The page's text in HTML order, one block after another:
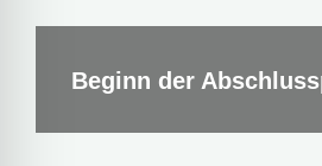
Beginn der